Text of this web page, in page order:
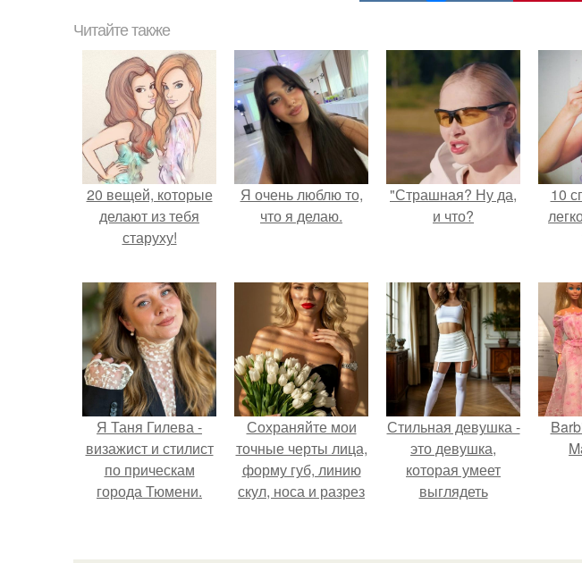
Читайте также
20 вещей, которые
делают из тебя
старуху!
Я очень люблю то,
что я делаю.
"Страшная? Ну да,
и что?
10
Я Таня Гилева -
визажист и стилист
по прическам
города Тюмени.
Сохраняйте мои
точные черты лица,
форму губ, линию
скул, носа и разрез
Стильная девушка -
это девушка,
которая умеет
выглядеть
ситуации.